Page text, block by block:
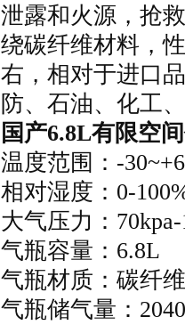
泄露和火源，抢
绕碳纤维材料，
右，相对于进口
防、石油、化工
国产6.8L有限空
温度范围：-
相对湿度：0-
大气压力：70kpa-
气瓶容量：6.8L
气瓶材质：碳纤
气瓶储气量：